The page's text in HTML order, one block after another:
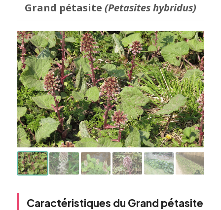
Grand pétasite (Petasites hybridus)
Caractéristiques du Grand pétasite